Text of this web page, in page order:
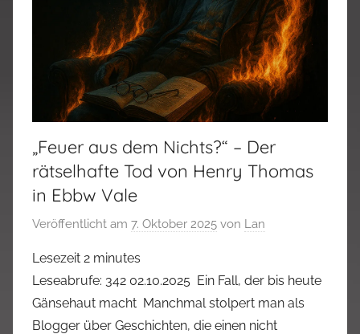
„Feuer aus dem Nichts?“ – Der
rätselhafte Tod von Henry Thomas
in Ebbw Vale
Veröffentlicht am 7. Oktober 2025 von Lan
Lesezeit 2 minutes
Leseabrufe: 342 02.10.2025 Ein Fall, der bis heute
Gänsehaut macht Manchmal stolpert man als
Blogger über Geschichten, die einen nicht